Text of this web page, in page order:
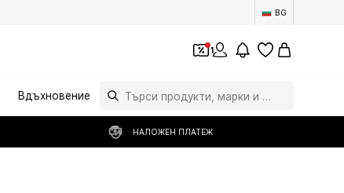
BG
1
Вдъхновение
НАЛОЖЕН ПЛАТЕЖ